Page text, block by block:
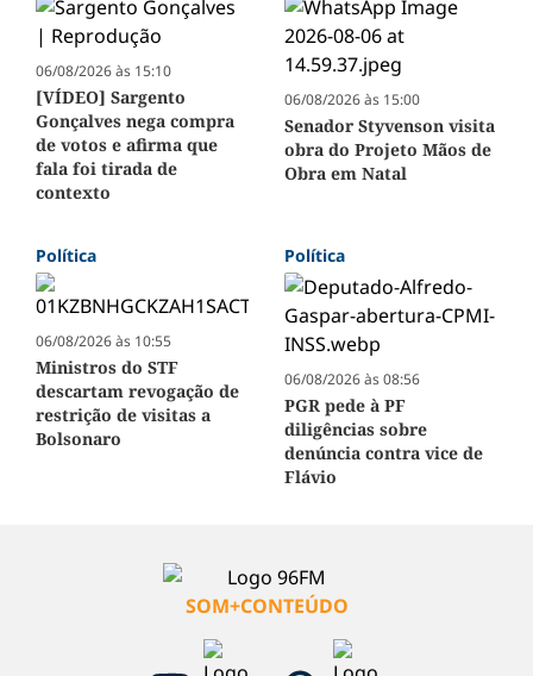
06/08/2026 às 15:10
[VÍDEO] Sargento
Gonçalves nega compra
de votos e afirma que
fala foi tirada de
contexto
06/08/2026 às 15:00
Senador Styvenson visita
obra do Projeto Mãos de
Obra em Natal
Política
06/08/2026 às 10:55
Ministros do STF
descartam revogação de
restrição de visitas a
Bolsonaro
Política
06/08/2026 às 08:56
PGR pede à PF
diligências sobre
denúncia contra vice de
Flávio
SOM+CONTEÚDO